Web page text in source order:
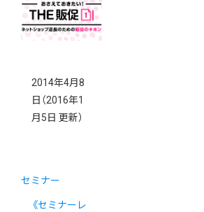
2014年4月8
日 （2016年1
月5日 更新）
セミナー
《セミナーレ